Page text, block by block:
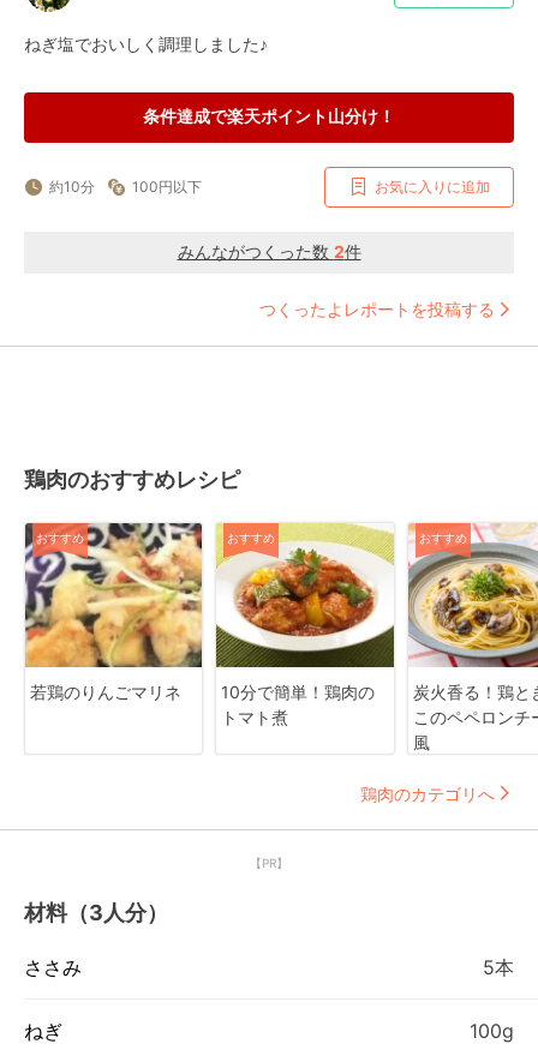
ねぎ塩でおいしく調理しました♪
条件達成で楽天ポイント山分け！
約10分 100円以下 お気に入りに追加
みんながつくった数 2件
つくったよレポートを投稿する
鶏肉のおすすめレシピ
おすすめ
若鶏のりんごマリネ
おすすめ
10分で簡単！鶏肉の
トマト煮
おすすめ
炭火香る！鶏と
このペペロンチ
風
鶏肉のカテゴリへ
【PR】
材料（3人分）
ささみ 5本
ねぎ 100g